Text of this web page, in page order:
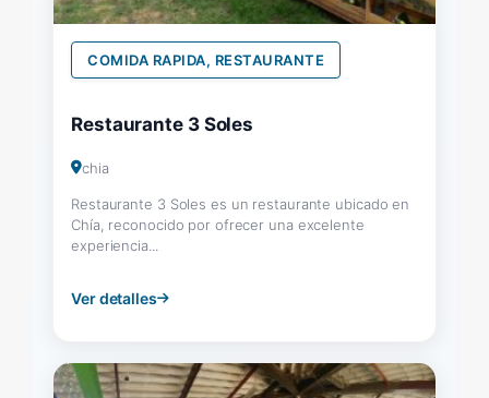
COMIDA RAPIDA, RESTAURANTE
Restaurante 3 Soles
chia
Restaurante 3 Soles es un restaurante ubicado en
Chía, reconocido por ofrecer una excelente
experiencia...
Ver detalles